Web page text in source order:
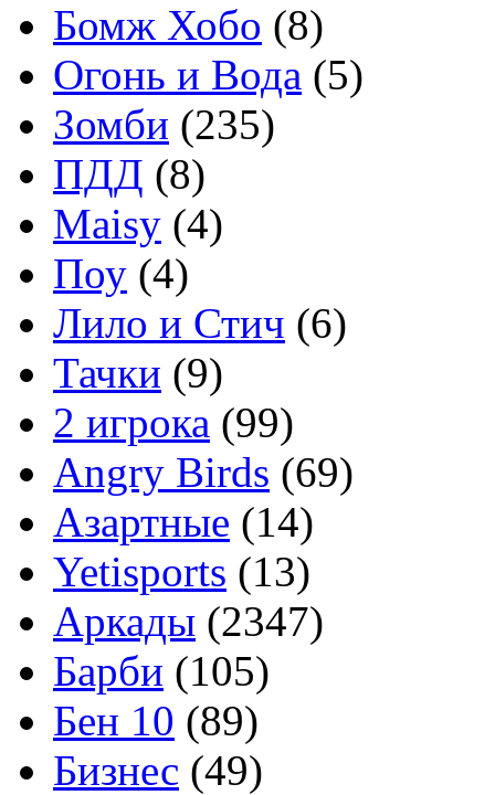
Бомж Хобо (8)
Огонь и Вода (5)
Зомби (235)
ПДД (8)
Maisy (4)
Поу (4)
Лило и Стич (6)
Тачки (9)
2 игрока (99)
Angry Birds (69)
Азартные (14)
Yetisports (13)
Аркады (2347)
Барби (105)
Бен 10 (89)
Бизнес (49)